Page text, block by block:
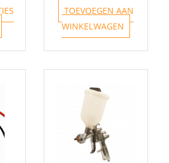
de
productpagina
TOEVOEGEN AAN
WINKELWAGEN